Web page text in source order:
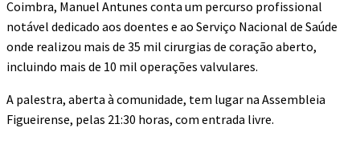
Coimbra, Manuel Antunes conta um percurso profissional
notável dedicado aos doentes e ao Serviço Nacional de Saúde
onde realizou mais de 35 mil cirurgias de coração aberto,
incluindo mais de 10 mil operações valvulares.
A palestra, aberta à comunidade, tem lugar na Assembleia
Figueirense, pelas 21:30 horas, com entrada livre.